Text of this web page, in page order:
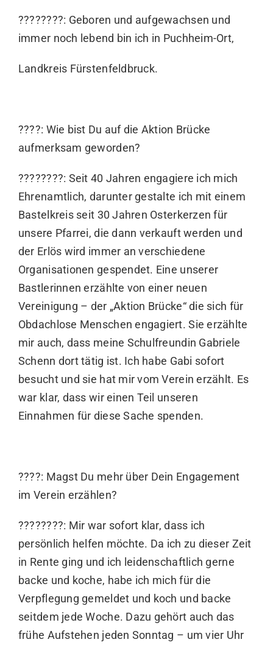
????????: Geboren und aufgewachsen und
immer noch lebend bin ich in Puchheim-Ort,
Landkreis Fürstenfeldbruck.
????: Wie bist Du auf die Aktion Brücke
aufmerksam geworden?
????????: Seit 40 Jahren engagiere ich mich
Ehrenamtlich, darunter gestalte ich mit einem
Bastelkreis seit 30 Jahren Osterkerzen für
unsere Pfarrei, die dann verkauft werden und
der Erlös wird immer an verschiedene
Organisationen gespendet. Eine unserer
Bastlerinnen erzählte von einer neuen
Vereinigung – der „Aktion Brücke“ die sich für
Obdachlose Menschen engagiert. Sie erzählte
mir auch, dass meine Schulfreundin Gabriele
Schenn dort tätig ist. Ich habe Gabi sofort
besucht und sie hat mir vom Verein erzählt. Es
war klar, dass wir einen Teil unseren
Einnahmen für diese Sache spenden.
????: Magst Du mehr über Dein Engagement
im Verein erzählen?
????????: Mir war sofort klar, dass ich
persönlich helfen möchte. Da ich zu dieser Zeit
in Rente ging und ich leidenschaftlich gerne
backe und koche, habe ich mich für die
Verpflegung gemeldet und koch und backe
seitdem jede Woche. Dazu gehört auch das
frühe Aufstehen jeden Sonntag – um vier Uhr